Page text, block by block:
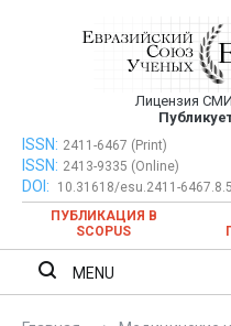
публикация
Лицензия
Евразийский Союз
ISSN: 2411-6467 (Print)
ISSN: 2413-9335 (Online)
DOI:
10.31618/esu.2411-
ПУБЛИКАЦИЯ В
SCOPUS
MENU